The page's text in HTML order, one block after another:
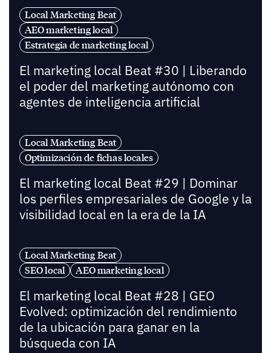
Local Marketing Beat
AEO marketing local
Estrategia de marketing local
El marketing local Beat #30 | Liberando
el poder del marketing autónomo con
agentes de inteligencia artificial
Local Marketing Beat
Optimización de fichas locales
El marketing local Beat #29 | Dominar
los perfiles empresariales de Google y la
visibilidad local en la era de la IA
Local Marketing Beat
SEO local
AEO marketing local
El marketing local Beat #28 | GEO
Evolved: optimización del rendimiento
de la ubicación para ganar en la
búsqueda con IA